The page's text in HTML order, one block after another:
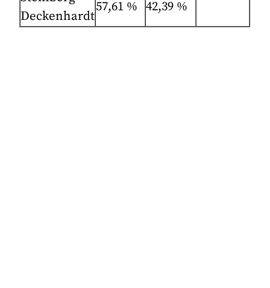
Deckenhardt
57,61 % 42,39 %